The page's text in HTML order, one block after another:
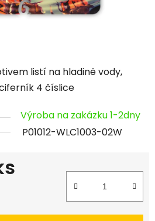
listí na hladině vody,
4 číslice
Výroba na zakázku 1-2dny
P01012-WLC1003-02W